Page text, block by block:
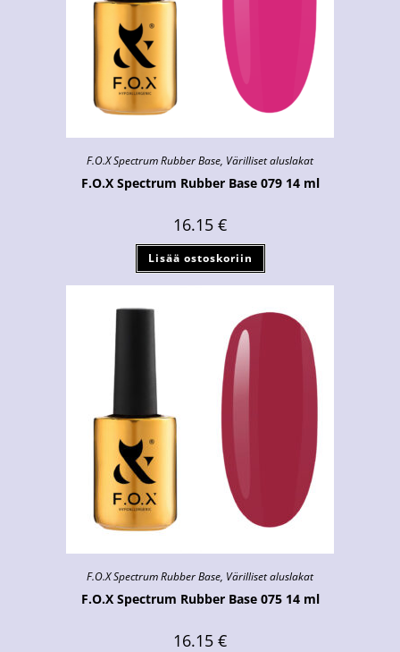
F.O.X Spectrum Rubber Base, Värilliset aluslakat
F.O.X Spectrum Rubber Base 079 14 ml
16.15 €
Lisää ostoskoriin
F.O.X Spectrum Rubber Base, Värilliset aluslakat
F.O.X Spectrum Rubber Base 075 14 ml
16.15 €